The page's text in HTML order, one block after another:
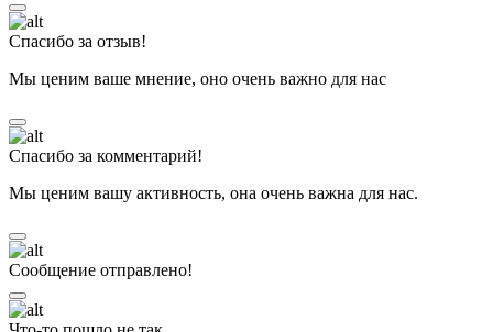
Спасибо за отзыв!
Мы ценим ваше мнение, оно очень важно для нас
Спасибо за комментарий!
Мы ценим вашу активность, она очень важна для нас.
Сообщение отправлено!